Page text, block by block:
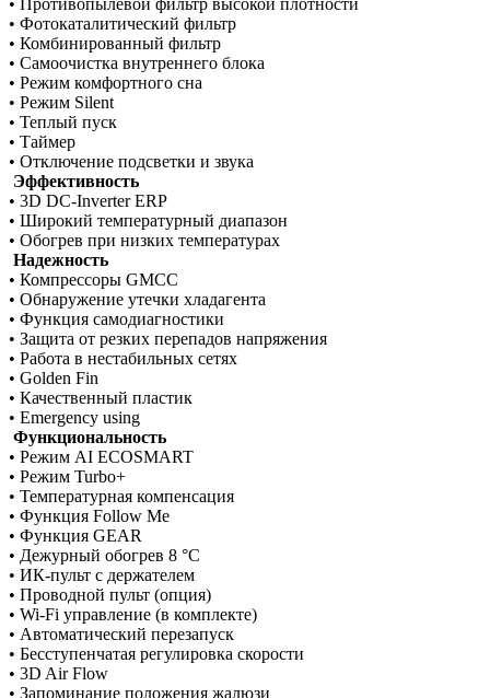
• Фотокаталитический фильтр
• Комбинированный фильтр
• Самоочистка внутреннего блока
• Режим комфортного сна
• Режим Silent
• Теплый пуск
• Таймер
• Отключение подсветки и звука
Эффективность
• 3D DC-Inverter ERP
• Широкий температурный диапазон
• Обогрев при низких температурах
Надежность
• Компрессоры GMCC
• Обнаружение утечки хладагента
• Функция самодиагностики
• Защита от резких перепадов напряжения
• Работа в нестабильных сетях
• Golden Fin
• Качественный пластик
• Emergency using
Функциональность
• Режим AI ECOSMART
• Режим Turbo+
• Температурная компенсация
• Функция Follow Me
• Функция GEAR
• Дежурный обогрев 8 °С
• ИК-пульт с держателем
• Проводной пульт (опция)
• Wi-Fi управление (в комплекте)
• Автоматический перезапуск
• Бесступенчатая регулировка скорости
• 3D Air Flow
• Запоминание положения жалюзи